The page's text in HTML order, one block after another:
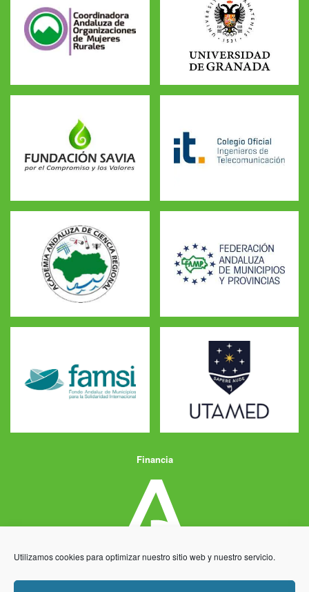
Utilizamos cookies para optimizar nuestro sitio web y nuestro servicio.
Financia